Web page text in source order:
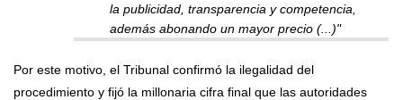
la publicidad, transparencia y competencia,
además abonando un mayor precio (...)"
Por este motivo, el Tribunal confirmó la ilegalidad del
procedimiento y fijó la millonaria cifra final que las autoridades